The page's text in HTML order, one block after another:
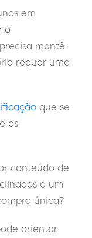
em
o
mantê-
requer uma
que se
as
conteúdo de
a um
única?
orientar